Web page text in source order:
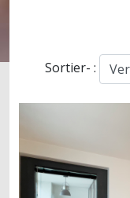
Sortier- :